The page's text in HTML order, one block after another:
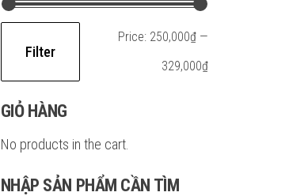
price
price
Filter
Price: 250,000₫ —
329,000₫
GIỎ HÀNG
No products in the cart.
NHẬP SẢN PHẨM CẦN TÌM